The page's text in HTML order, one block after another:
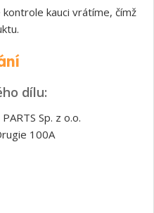
kontrole kauci vrátíme, čímž
dílu:
PARTS Sp. z o.o.
100A